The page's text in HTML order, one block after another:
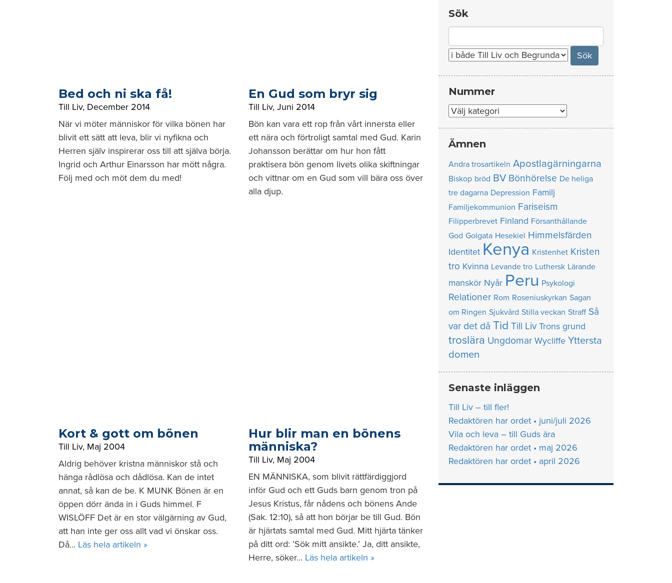
Bed och ni ska få!
Till Liv, December 2014
När vi möter människor för vilka bönen har
blivit ett sätt att leva, blir vi nyfikna och
Herren själv inspirerar oss till att själva börja.
Ingrid och Arthur Einarsson har mött några.
Följ med och möt dem du med!
En Gud som bryr sig
Till Liv, Juni 2014
Bön kan vara ett rop från vårt innersta eller
ett nära och förtroligt samtal med Gud. Karin
Johansson berättar om hur hon fått
praktisera bön genom livets olika skiftningar
och vittnar om en Gud som vill bära oss över
alla djup.
Kort & gott om bönen
Till Liv, Maj 2004
Aldrig behöver kristna människor stå och
hänga rådlösa och dådlösa. Kan de intet
annat, så kan de be. K MUNK Bönen är en
öppen dörr ända in i Guds himmel. F
WISLÖFF Det är en stor välgärning av Gud,
att han inte ger oss allt vad vi önskar oss.
Då… Läs hela artikeln »
Hur blir man en bönens
människa?
Till Liv, Maj 2004
EN MÄNNISKA, som blivit rättfärdiggjord
inför Gud och ett Guds barn genom tron på
Jesus Kristus, får nådens och bönens Ande
(Sak. 12:10), så att hon börjar be till Gud. Bön
är hjärtats samtal med Gud. Mitt hjärta tänker
på ditt ord: ’Sök mitt ansikte.’ Ja, ditt ansikte,
Herre, söker… Läs hela artikeln »
Sök
for:
Nummer
Nummer
Ämnen
Andra trosartikeln Apostlagärningarna
Biskop bröd BV Bönhörelse De heliga
tre dagarna Depression Familj
Familjekommunion Fariseism
Filipperbrevet Finland Försanthållande
God Golgata Hesekiel Himmelsfärden
Identitet Kenya Kristenhet Kristen
tro Kvinna Levande tro Luthersk Lärande
manskör Nyår Peru Psykologi
Relationer Rom Roseniuskyrkan Sagan
om Ringen Sjukvård Stilla veckan Straff Så
var det då Tid Till Liv Trons grund
troslära Ungdomar Wycliffe Yttersta
domen
Senaste inläggen
Till Liv – till fler!
Redaktören har ordet • juni/juli 2026
Vila och leva – till Guds ära
Redaktören har ordet • maj 2026
Redaktören har ordet • april 2026